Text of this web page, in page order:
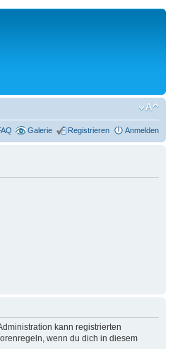
Galerie Registrieren Anmelden
kann registrierten
wenn du dich in diesem